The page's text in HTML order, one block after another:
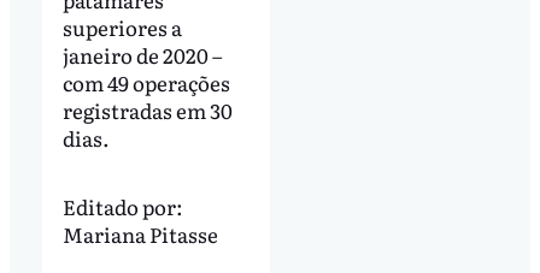
superiores a
janeiro de 2020 –
com 49 operações
registradas em 30
dias.
Editado por:
Mariana Pitasse